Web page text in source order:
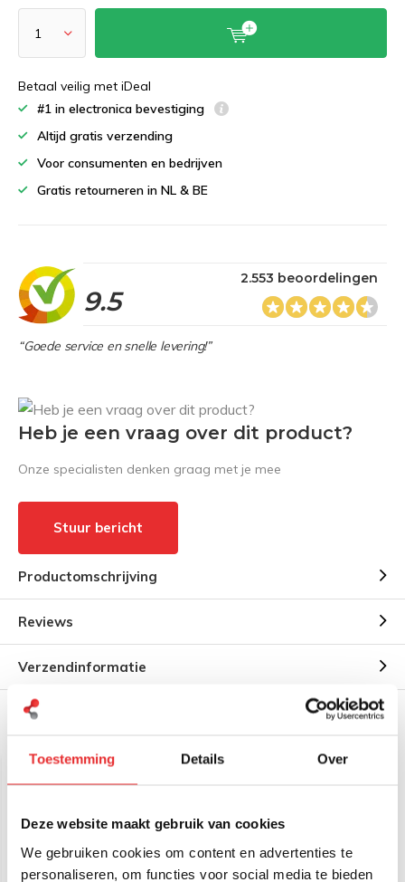
Toestemming Details Over
Deze website maakt gebruik van cookies
We gebruiken cookies om content en advertenties te
personaliseren, om functies voor social media te bieden
Betaal veilig met iDeal
#1 in electronica bevestiging
Altijd gratis verzending
Voor consumenten en bedrijven
Gratis retourneren in NL & BE
9.5
2.553 beoordelingen
“Goede service en snelle levering!”
Heb je een vraag over dit product?
Onze specialisten denken graag met je mee
Stuur bericht
Productomschrijving
Reviews
Verzendinformatie